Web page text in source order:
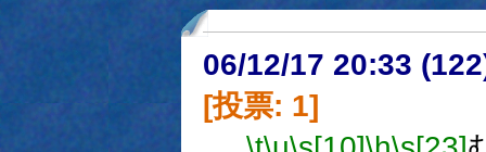
06/12/17 20:33
[投票: 1]